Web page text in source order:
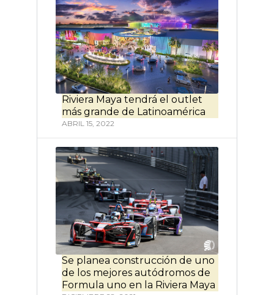
Riviera Maya tendrá el outlet
más grande de Latinoamérica
ABRIL 15, 2022
Se planea construcción de uno
de los mejores autódromos de
Formula uno en la Riviera Maya